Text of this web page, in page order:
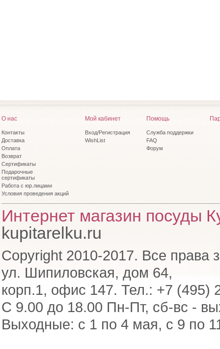
О нас
Контакты
Доставка
Оплата
Возврат
Сертификаты
Подарочные
сертификаты
Работа с юр.лицами
Условия проведения акций
Мой кабинет
Вход/Регистрация
WishList
Помощь
Служба поддержки
FAQ
Форум
Интернет магазин посуды
kupitarelku.ru
Copyright 2010-2017. Все права
ул. Шипиловская, дом 64,
корп.1, офис 147. Тел.: +7 (495)
С 9.00 до 18.00 Пн-Пт, сб-вс -
Выходные: с 1 по 4 мая, с 9 по